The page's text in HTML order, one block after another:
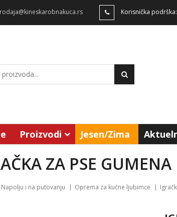
Korisnička
Proizvodi Jesen/Zima
ZA PSE GUMENA
Napolju i na putovanju Oprema za kućne ljubimce